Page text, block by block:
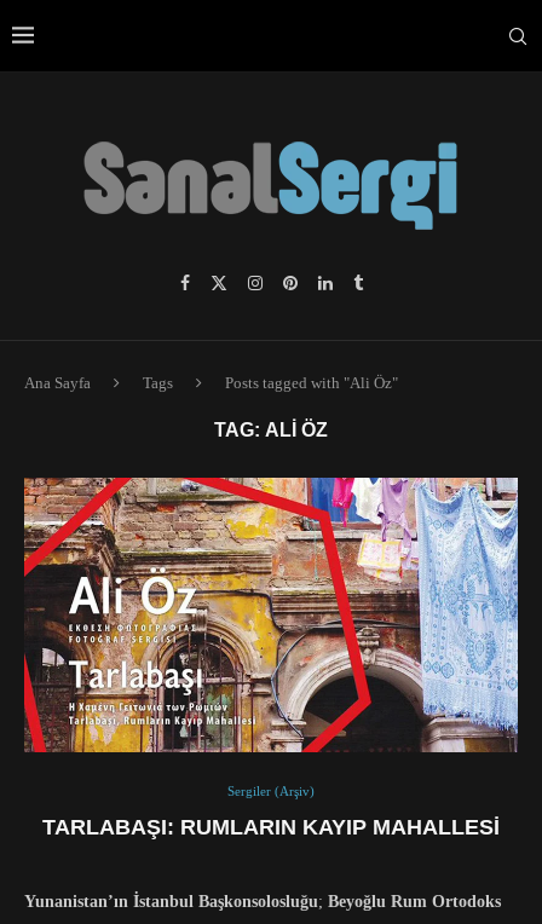
Ana Sayfa Tags Posts tagged with "Ali Öz"
TAG: ALI ÖZ
Sergiler (Arşiv)
TARLABAŞI: RUMLARIN KAYIP MAHALLESI
Yunanistan’ın İstanbul Başkonsolosluğu; Beyoğlu Rum Ortodoks